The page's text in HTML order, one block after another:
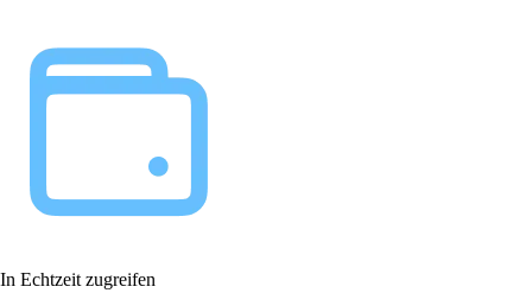
In Echtzeit zugreifen